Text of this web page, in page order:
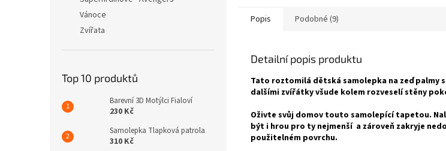
Vánoce
Zvířata
Top 10 produktů
Barevní 3D Motýlci Fialoví
230 Kč
Samolepka Tlapková patrola
310 Kč
Popis Podobné (9)
Detailní popis produktu
Tato roztomilá dětská samolepka na zeď palmy
dalšími zvířátky všude kolem rozveselí stěny
Oživte svůj domov touto samolepící tapetou.
být i hrou pro ty nejmenší a zároveň zakryje
použitelném povrchu.